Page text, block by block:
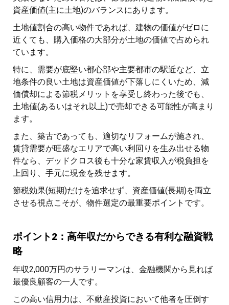
資産価値(主に土地)のバランスにあります。
土地値割合の高い物件であれば、建物の価値がゼロに
近くても、購入価格の大部分が土地の価値で占められ
ています。
特に、需要が底堅い都心部や主要都市の駅近など、立
地条件の良い土地は資産価値が下落しにくいため、減
価償却による節税メリットを享受し終わった後でも、
土地値(あるいはそれ以上)で売却できる可能性が高まり
ます。
また、築古であっても、適切なリフォームが施され、
賃貸需要が旺盛なエリアで高い利回りを生み出せる物
件なら、デッドクロス後も十分な家賃収入が税負担を
上回り、手元に現金を残せます。
節税効果(短期)だけを追求せず、資産価値(長期)を両立
させる視点こそが、物件選定の最重要ポイントです。
ポイント2：高年収だからできる有利な融資戦
略
年収2,000万円のサラリーマンは、金融機関から見れば
最優良顧客の一人です。
この高い信用力は、不動産投資において他者を圧倒す